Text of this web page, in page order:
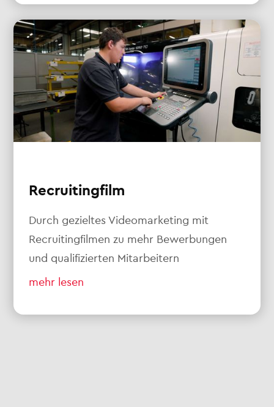
Recruitingfilm
Durch gezieltes Videomarketing mit
Recruitingfilmen zu mehr Bewerbungen
und qualifizierten Mitarbeitern
mehr lesen